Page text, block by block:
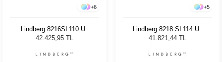
+6
Lindberg 8216SL110 U9
46145W Unisex Güneş
Gözlüğü
42.425,95 TL
+5
Lindberg 8218 SL114 U9
145W 45 Unisex Güneş
Gözlüğü
41.821,44 TL